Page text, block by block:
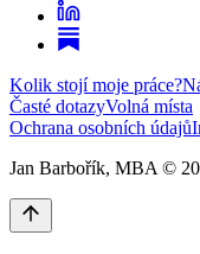
Kolik stojí moje práce?
Časté dotazyVolná místa
Ochrana osobních údajů
Jan Barbořík, MBA ©